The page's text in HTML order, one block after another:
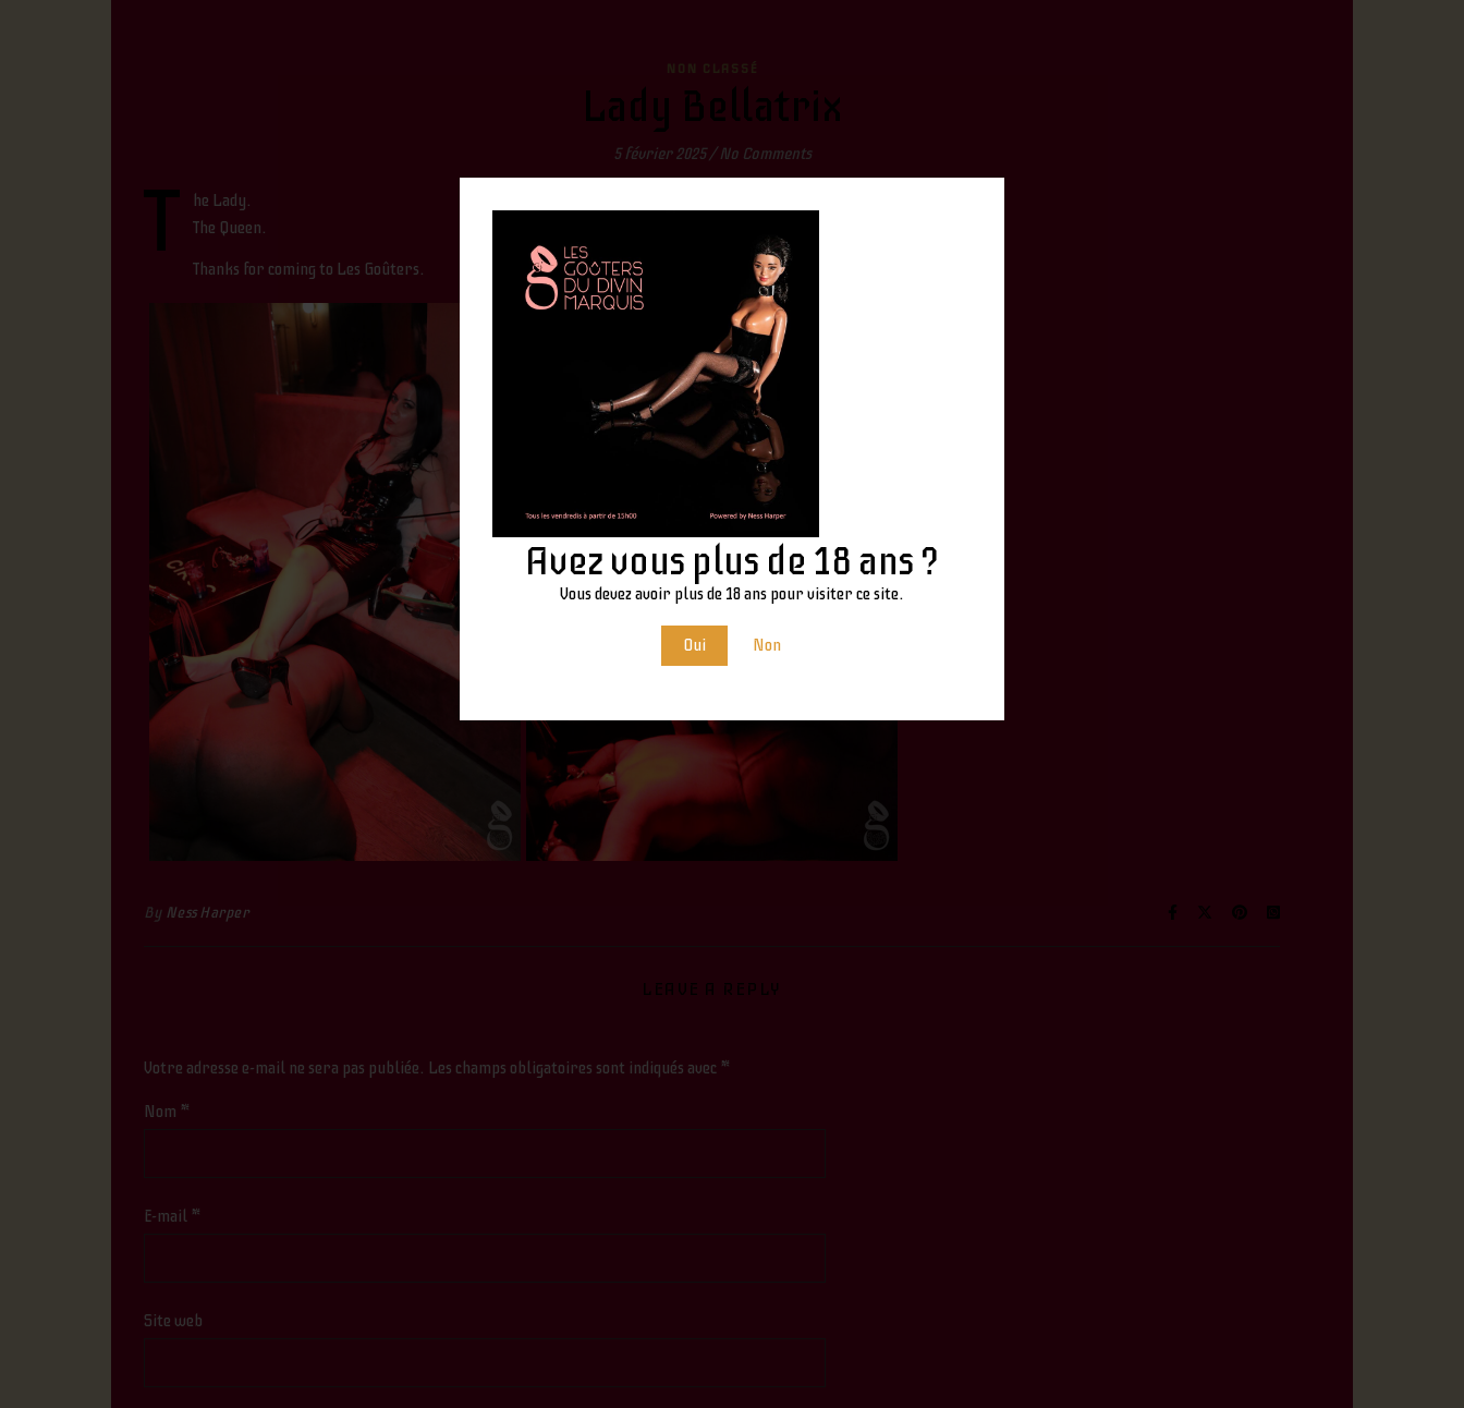
Avez vous plus de 18 ans ?
Vous devez avoir plus de 18 ans pour visiter ce site.
Oui Non
NON CLASSÉ
Lady Bellatrix
5 février 2025 / No Comments
T
he Lady.
The Queen.
Thanks for coming to Les Goûters.
By Ness Harper
LEAVE A REPLY
Votre adresse e-mail ne sera pas publiée. Les champs obligatoires sont indiqués avec *
Nom *
E-mail *
Site web